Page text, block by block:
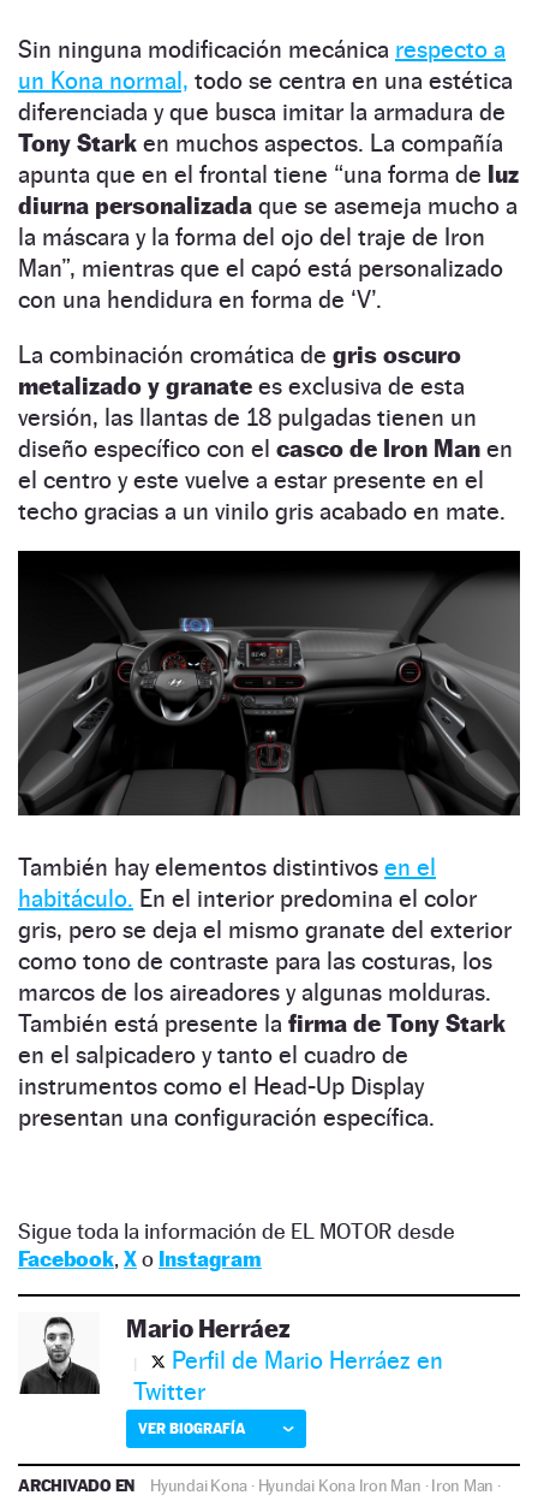
Sin ninguna modificación mecánica respecto a
un Kona normal, todo se centra en una estética
diferenciada y que busca imitar la armadura de
Tony Stark en muchos aspectos. La compañía
apunta que en el frontal tiene “una forma de luz
diurna personalizada que se asemeja mucho a
la máscara y la forma del ojo del traje de Iron
Man”, mientras que el capó está personalizado
con una hendidura en forma de ‘V’.
La combinación cromática de gris oscuro
metalizado y granate es exclusiva de esta
versión, las llantas de 18 pulgadas tienen un
diseño específico con el casco de Iron Man en
el centro y este vuelve a estar presente en el
techo gracias a un vinilo gris acabado en mate.
También hay elementos distintivos en el
habitáculo. En el interior predomina el color
gris, pero se deja el mismo granate del exterior
como tono de contraste para las costuras, los
marcos de los aireadores y algunas molduras.
También está presente la firma de Tony Stark
en el salpicadero y tanto el cuadro de
instrumentos como el Head-Up Display
presentan una configuración específica.
Sigue toda la información de EL MOTOR desde
Facebook, Xo Instagram
Mario Herráez
Perfil de Mario Herráez en
Twitter
VER BIOGRAFÍA
ARCHIVADO EN Hyundai Kona · Hyundai Kona Iron Man ·Iron Man ·